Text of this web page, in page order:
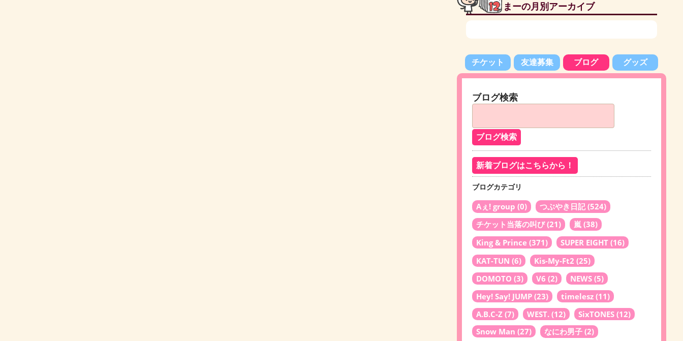
まーの月別アーカイブ
チケット 友達募集 ブログ グッズ
ブログ検索
新着ブログはこちらから！
ブログカテゴリ
Aぇ! group (0) つぶやき日記(524)
チケット当落の叫び(21) 嵐 (38)
King & Prince (371) SUPER EIGHT (16)
KAT-TUN (6) Kis-My-Ft2 (25)
DOMOTO (3) V6 (2) NEWS (5)
Hey! Say! JUMP (23) timelesz (11)
A.B.C-Z (7) WEST. (12) SixTONES (12)
Snow Man (27) なにわ男子 (2)